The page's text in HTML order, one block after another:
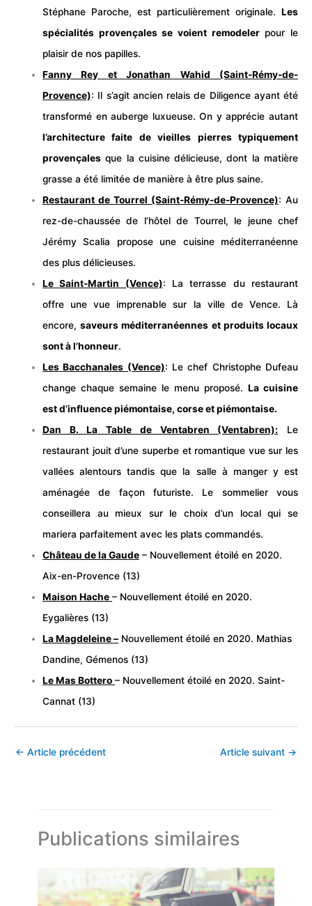
Stéphane Paroche, est particulièrement originale. Les
spécialités provençales se voient remodelerpour le
plaisir de nos papilles.
Fanny Rey et Jonathan Wahid (Saint-Rémy-de-
Provence): Il s’agit ancien relais de Diligence ayant été
transformé en auberge luxueuse. On y apprécie autant
l’architecture faite de vieilles pierres typiquement
provençales que la cuisine délicieuse, dont la matière
grasse a été limitée de manière à être plus saine.
Restaurant de Tourrel (Saint-Rémy-de-Provence): Au
rez-de-chaussée de l’hôtel de Tourrel, le jeune chef
Jérémy Scalia propose une cuisine méditerranéenne
des plus délicieuses.
Le Saint-Martin (Vence): La terrasse du restaurant
offre une vue imprenable sur la ville de Vence. Là
encore,saveurs méditerranéennes et produits locaux
sont à l’honneur.
Les Bacchanales (Vence): Le chef Christophe Dufeau
change chaque semaine le menu proposé.La cuisine
est d’influence piémontaise, corse et piémontaise.
Dan B. La Table de Ventabren (Ventabren): Le
restaurant jouit d’une superbe et romantique vue sur les
vallées alentours tandis que la salle à manger y est
aménagée de façon futuriste. Le sommelier vous
conseillera au mieux sur le choix d’un local qui se
mariera parfaitement avec les plats commandés.
Château de la Gaude – Nouvellement étoilé en 2020.
Aix-en-Provence (13)
Maison Hache – Nouvellement étoilé en 2020.
Eygalières (13)
La Magdeleine – Nouvellement étoilé en 2020. Mathias
Dandine, Gémenos (13)
Le Mas Bottero – Nouvellement étoilé en 2020. Saint-
Cannat (13)
← Article précédent Article suivant →
Publications similaires